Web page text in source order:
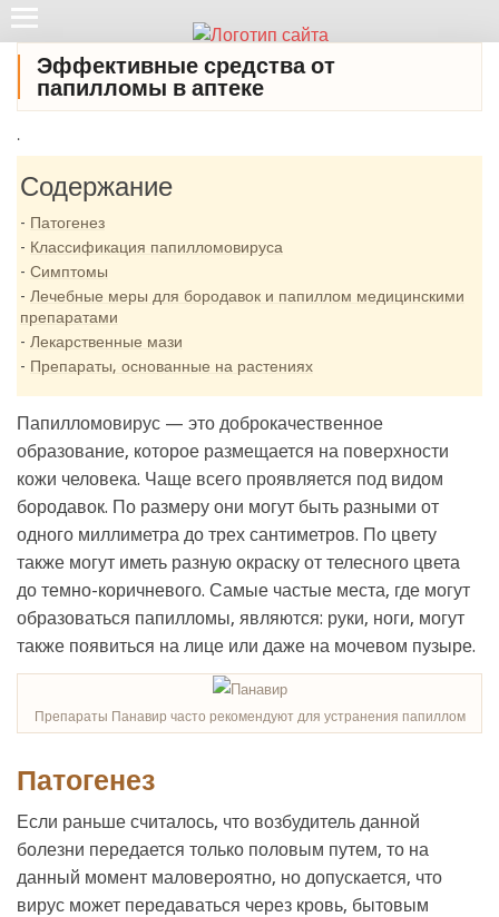
Эффективные средства от
папилломы в аптеке
.
Содержание
Патогенез
Классификация папилломовируса
Симптомы
Лечебные меры для бородавок и папиллом медицинскими
препаратами
Лекарственные мази
Препараты, основанные на растениях
Папилломовирус — это доброкачественное
образование, которое размещается на поверхности
кожи человека. Чаще всего проявляется под видом
бородавок. По размеру они могут быть разными от
одного миллиметра до трех сантиметров. По цвету
также могут иметь разную окраску от телесного цвета
до темно-коричневого. Самые частые места, где могут
образоваться папилломы, являются: руки, ноги, могут
также появиться на лице или даже на мочевом пузыре.
Препараты Панавир часто рекомендуют для устранения папиллом
Патогенез
Если раньше считалось, что возбудитель данной
болезни передается только половым путем, то на
данный момент маловероятно, но допускается, что
вирус может передаваться через кровь, бытовым